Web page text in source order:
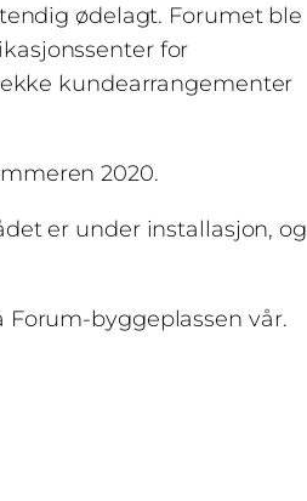
ødelagt. Forumet ble
for
kundearrangementer
2020.
er under installasjon, og
byggeplassen vår.